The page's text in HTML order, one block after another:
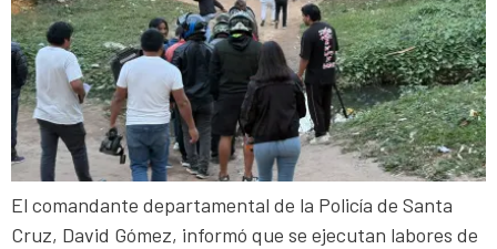
El comandante departamental de la Policía de Santa
Cruz, David Gómez, informó que se ejecutan labores de